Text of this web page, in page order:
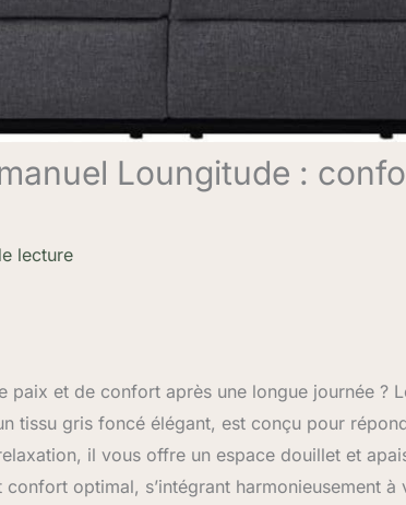
Loungitude :
lecture
et de confort après une longue journée ?
tissu gris foncé élégant, est conçu pour
il vous offre un espace douillet et
optimal, s’intégrant harmonieusement à